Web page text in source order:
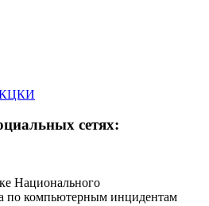
сетях:
Национального
по компьютерным инцидентам